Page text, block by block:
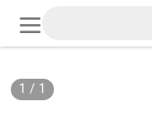
1
/
1